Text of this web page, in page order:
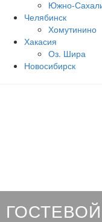
Челябинск
Хомутинино
Хакасия
Оз. Шира
Новосибирск